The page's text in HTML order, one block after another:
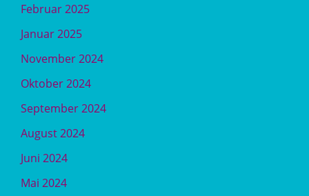
Februar 2025
Januar 2025
November 2024
Oktober 2024
September 2024
August 2024
Juni 2024
Mai 2024